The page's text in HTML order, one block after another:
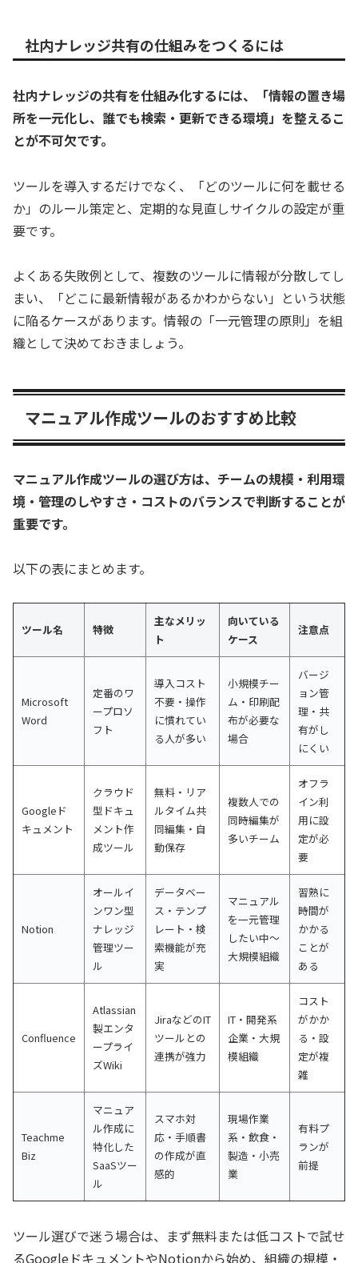
社内ナレッジ共有の仕組みをつくるには
社内ナレッジの共有を仕組み化するには、「情報の置き場
所を一元化し、誰でも検索・更新できる環境」を整えるこ
とが不可欠です。
ツールを導入するだけでなく、「どのツールに何を載せる
か」のルール策定と、定期的な見直しサイクルの設定が重
要です。
よくある失敗例として、複数のツールに情報が分散してし
まい、「どこに最新情報があるかわからない」という状態
に陥るケースがあります。情報の「一元管理の原則」を組
織として決めておきましょう。
マニュアル作成ツールのおすすめ比較
マニュアル作成ツールの選び方は、チームの規模・利用環
境・管理のしやすさ・コストのバランスで判断することが
重要です。
以下の表にまとめます。
ツール名 特徴
主なメリッ
ト
向いている
ケース
注意点
Microsoft
Word
定番のワ
ープロソ
フト
導入コスト
不要・操作
に慣れてい
る人が多い
小規模チー
ム・印刷配
布が必要な
場合
バージ
ョン管
理・共
有がし
にくい
Googleド
キュメント
クラウド
型ドキュ
メント作
成ツール
無料・リア
ルタイム共
同編集・自
動保存
複数人での
同時編集が
多いチーム
オフラ
イン利
用に設
定が必
要
Notion
オールイ
ンワン型
ナレッジ
管理ツー
ル
データベー
ス・テンプ
レート・検
索機能が充
実
マニュアル
を一元管理
したい中〜
大規模組織
習熟に
時間が
かかる
ことが
ある
Confluence
Atlassian
製エンタ
ープライ
ズWiki
JiraなどのIT
ツールとの
連携が強力
IT・開発系
企業・大規
模組織
コスト
がかか
る・設
定が複
雑
Teachme
Biz
マニュア
ル作成に
特化した
SaaSツー
ル
スマホ対
応・手順書
の作成が直
感的
現場作業
系・飲食・
製造・小売
業
有料プ
ランが
前提
ツール選びで迷う場合は、まず無料または低コストで試せ
るGoogleドキュメントやNotionから始め、組織の規模・